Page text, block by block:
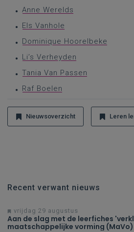
Anne Werelds
Els Vanhole
Dominique Hoorelbeke
Li’s Verheyden
Tania Van Passen
Raf Boelen
Nieuwsoverzicht Leren
Recent verwant nieuws
vrijdag 29 augustus
Aan de slag met de leerfiches
maatschappelijke vorming (MaVo)